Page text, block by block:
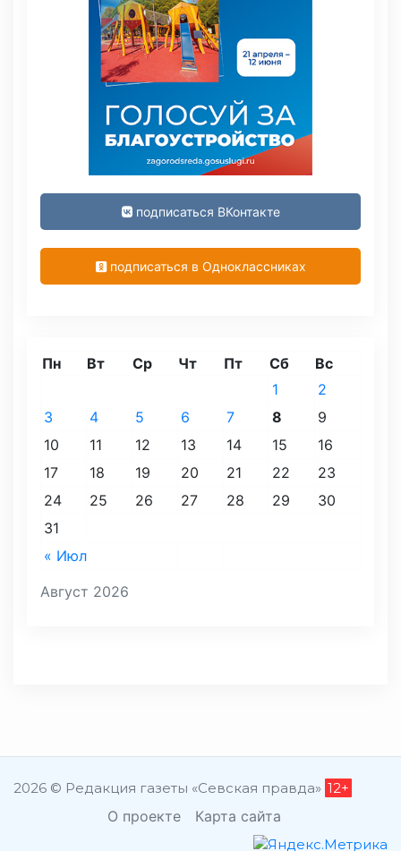
подписаться ВКонтакте
подписаться в Одноклассниках
Август 2026
Пн Вт Ср Чт Пт Сб Вс
« Июл
1
2
3
4 5 6 7 8
9
10
11 12 13 14 15
16
17
18 19 20 21 22
23
24
25 26 27 28 29
30
31
2026 © Редакция газеты «Севская правда» 12+
О проекте Карта сайта